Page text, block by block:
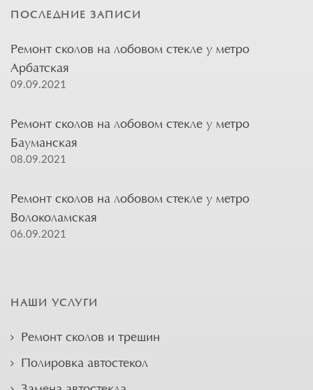
ПОСЛЕДНИЕ ЗАПИСИ
Ремонт сколов на лобовом стекле у метро
Арбатская
09.09.2021
Ремонт сколов на лобовом стекле у метро
Бауманская
08.09.2021
Ремонт сколов на лобовом стекле у метро
Волоколамская
06.09.2021
НАШИ УСЛУГИ
Ремонт сколов и трещин
Полировка автостекол